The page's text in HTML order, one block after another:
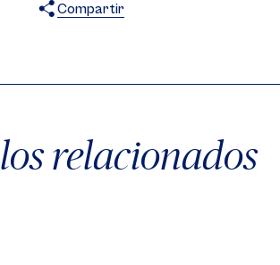
Compartir
relacionados